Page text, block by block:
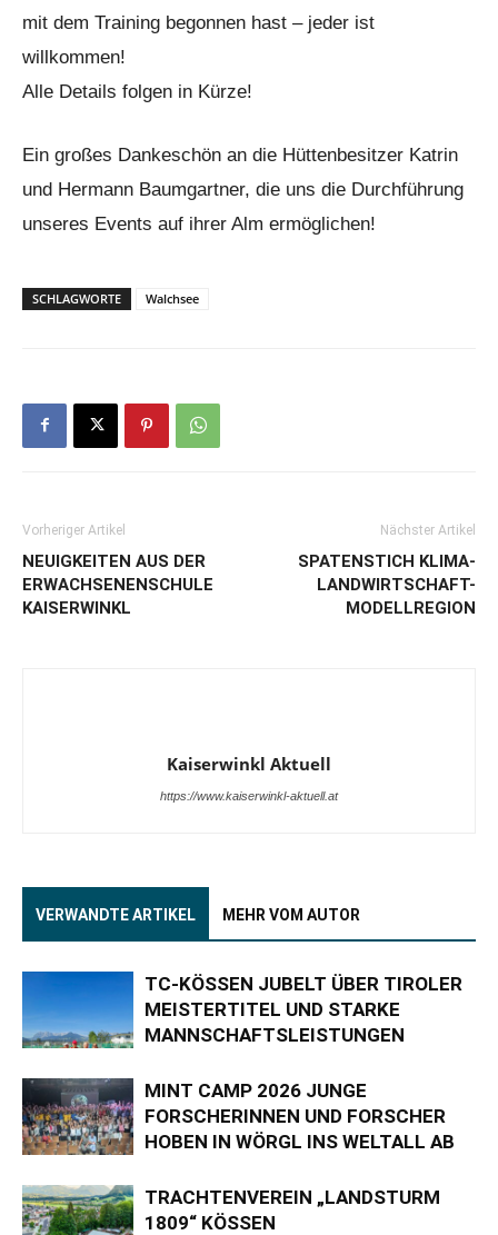
mit dem Training begonnen hast – jeder ist
willkommen!
Alle Details folgen in Kürze!
Ein großes Dankeschön an die Hüttenbesitzer Katrin
und Hermann Baumgartner, die uns die Durchführung
unseres Events auf ihrer Alm ermöglichen!
SCHLAGWORTE Walchsee
Vorheriger Artikel
NEUIGKEITEN AUS DER
ERWACHSENENSCHULE
KAISERWINKL
Nächster Artikel
SPATENSTICH KLIMA-
LANDWIRTSCHAFT-
MODELLREGION
Kaiserwinkl Aktuell
https://www.kaiserwinkl-aktuell.at
VERWANDTE ARTIKEL MEHR VOM AUTOR
TC-KÖSSEN JUBELT ÜBER TIROLER
MEISTERTITEL UND STARKE
MANNSCHAFTSLEISTUNGEN
MINT CAMP 2026 JUNGE
FORSCHERINNEN UND FORSCHER
HOBEN IN WÖRGL INS WELTALL AB
TRACHTENVEREIN „LANDSTURM
1809“ KÖSSEN